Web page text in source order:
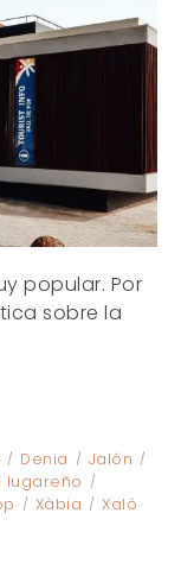
popular. Por
sobre la
Denia
Jalón
lugareño
Xàbia Xaló